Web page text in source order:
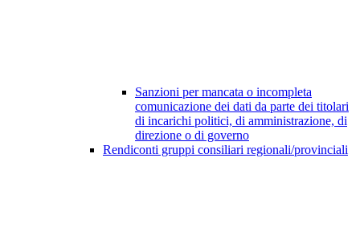
Sanzioni per mancata o incompleta
comunicazione dei dati da parte dei titolari
di incarichi politici, di amministrazione, di
direzione o di governo
Rendiconti gruppi consiliari regionali/provinciali